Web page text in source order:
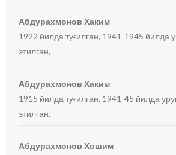
Абдурахмонов Хаким
1922 йилда туғилган, 1941-1945 йилда
этилган,
Абдурахмонов Хаким
1915 йилда туғилган, 1941-45 йилда
этилган,
Абдурахмонов Хошим